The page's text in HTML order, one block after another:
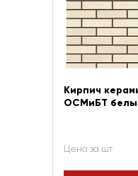
Кирпич
ОСМиБТ
Цена за шт